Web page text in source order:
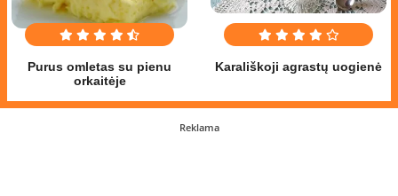
Purus omletas su pienu
orkaitėje
Karališkoji agrastų uogienė
Reklama